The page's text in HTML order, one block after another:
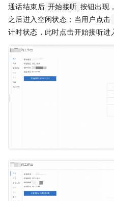
通话结束后 开始接听 按钮出现
之后进入空闲状态；当用户点击
计时状态，此时点击开始接听进